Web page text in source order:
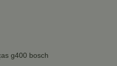
g400 bosch